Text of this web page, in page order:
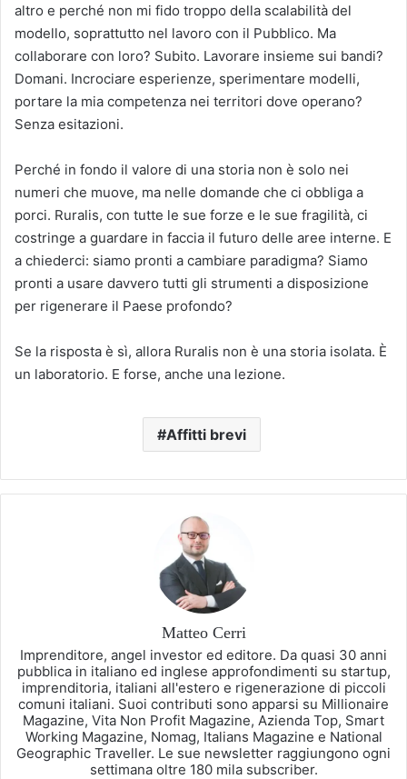
altro e perché non mi fido troppo della scalabilità del
modello, soprattutto nel lavoro con il Pubblico. Ma
collaborare con loro? Subito. Lavorare insieme sui bandi?
Domani. Incrociare esperienze, sperimentare modelli,
portare la mia competenza nei territori dove operano?
Senza esitazioni.
Perché in fondo il valore di una storia non è solo nei
numeri che muove, ma nelle domande che ci obbliga a
porci. Ruralis, con tutte le sue forze e le sue fragilità, ci
costringe a guardare in faccia il futuro delle aree interne. E
a chiederci: siamo pronti a cambiare paradigma? Siamo
pronti a usare davvero tutti gli strumenti a disposizione
per rigenerare il Paese profondo?
Se la risposta è sì, allora Ruralis non è una storia isolata. È
un laboratorio. E forse, anche una lezione.
Affitti brevi
Matteo Cerri
Imprenditore, angel investor ed editore. Da quasi 30 anni
pubblica in italiano ed inglese approfondimenti su startup,
imprenditoria, italiani all'estero e rigenerazione di piccoli
comuni italiani. Suoi contributi sono apparsi su Millionaire
Magazine, Vita Non Profit Magazine, Azienda Top, Smart
Working Magazine, Nomag, Italians Magazine e National
Geographic Traveller. Le sue newsletter raggiungono ogni
settimana oltre 180 mila subscriber.